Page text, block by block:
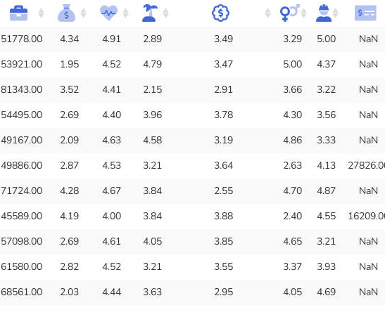
51778.00 4.34 4.91 2.89 3.49 3.29 5.00
NaN
53921.00 1.95 4.52 4.79 3.47 5.00 4.37
NaN
81343.00 3.52 4.41 2.15 2.91 3.66 3.22
NaN
54495.00 2.69 4.40 3.96 3.78 4.30 3.56
NaN
49167.00 2.09 4.63 4.58 3.19 4.86 3.33
NaN
49886.00 2.87 4.53 3.21 3.64 2.63 4.13
71724.00 4.28 4.67 3.84 2.55 4.70 4.87
NaN
45589.00 4.19 4.00 3.84 3.88 2.40 4.55
57098.00 2.69 4.61 4.05 3.85 4.65 3.21
NaN
61580.00 2.82 4.52 3.21 3.55 3.37 3.93
NaN
68561.00 2.03 4.44 3.63 2.95 4.05 4.69
NaN